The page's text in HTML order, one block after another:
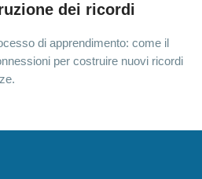
dei ricordi
di apprendimento: come il
per costruire nuovi ricordi